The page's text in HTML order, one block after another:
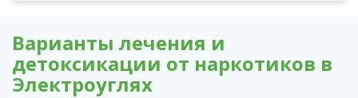
Варианты лечения и
детоксикации от наркотиков в
Электроуглях